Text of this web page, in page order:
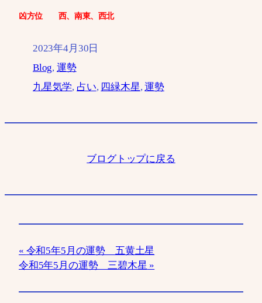
凶方位 西、南東、西北
2023年4月30日
Blog, 運勢
九星気学, 占い, 四緑木星, 運勢
ブログトップに戻る
令和5年5月の運勢 五黄土星
令和5年5月の運勢 三碧木星